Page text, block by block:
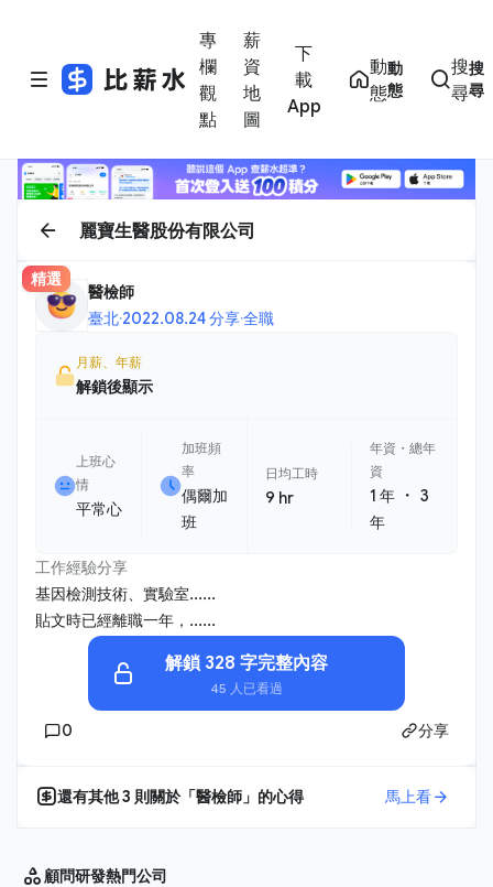
專
欄
觀
點
薪
資
地
圖
下
載
App
動
態
動
態
搜
尋
搜
尋
麗寶生醫股份有限公司
精選
醫檢師
臺北·2022.08.24 分享·全職
月薪、年薪
解鎖後顯示
上班心
情
平常心
加班頻
率
偶爾加
班
日均工時
9 hr
年資・總年
資
1 年 ・3
年
工作經驗分享
基因檢測技術、實驗室......
貼文時已經離職一年，......
解鎖 328 字完整內容
45 人已看過
0 分享
還有其他3 則關於「醫檢師 」的心得 馬上看
顧問研發熱門公司